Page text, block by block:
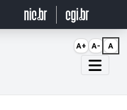
A+ A- A